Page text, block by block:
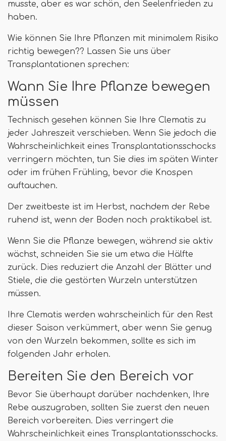
musste, aber es war schön, den Seelenfrieden zu
haben.
Wie können Sie Ihre Pflanzen mit minimalem Risiko
richtig bewegen?? Lassen Sie uns über
Transplantationen sprechen:
Wann Sie Ihre Pflanze bewegen
müssen
Technisch gesehen können Sie Ihre Clematis zu
jeder Jahreszeit verschieben. Wenn Sie jedoch die
Wahrscheinlichkeit eines Transplantationsschocks
verringern möchten, tun Sie dies im späten Winter
oder im frühen Frühling, bevor die Knospen
auftauchen.
Der zweitbeste ist im Herbst, nachdem der Rebe
ruhend ist, wenn der Boden noch praktikabel ist.
Wenn Sie die Pflanze bewegen, während sie aktiv
wächst, schneiden Sie sie um etwa die Hälfte
zurück. Dies reduziert die Anzahl der Blätter und
Stiele, die die gestörten Wurzeln unterstützen
müssen.
Ihre Clematis werden wahrscheinlich für den Rest
dieser Saison verkümmert, aber wenn Sie genug
von den Wurzeln bekommen, sollte es sich im
folgenden Jahr erholen.
Bereiten Sie den Bereich vor
Bevor Sie überhaupt darüber nachdenken, Ihre
Rebe auszugraben, sollten Sie zuerst den neuen
Bereich vorbereiten. Dies verringert die
Wahrscheinlichkeit eines Transplantationsschocks.